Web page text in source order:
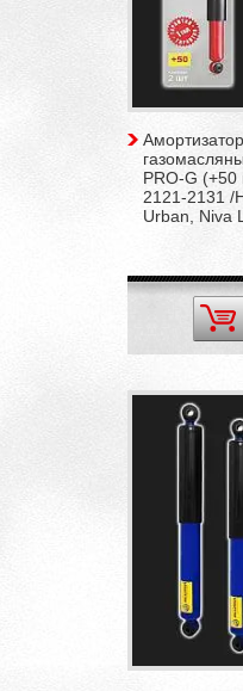
PRO-G
2121-2131 /
Urban, Niva